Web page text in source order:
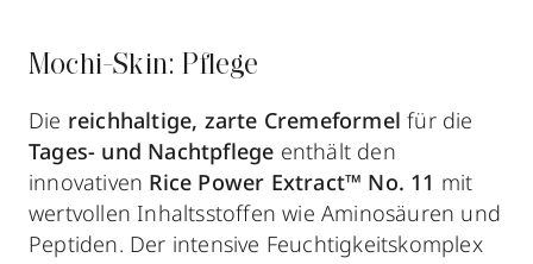
Mochi-Skin: Pflege
Die reichhaltige, zarte Cremeformelfür die
Tages- und Nachtpflege enthält den
innovativen Rice Power Extract™ No. 11 mit
wertvollen Inhaltsstoffen wie Aminosäuren und
Peptiden. Der intensive Feuchtigkeitskomplex